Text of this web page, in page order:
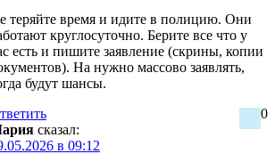
теряйте время и идите в полицию. Они
круглосуточно. Берите все что у
есть и пишите заявление (скрины, копии
На нужно массово заявлять,
будут шансы.
0
сказал:
в 09:12